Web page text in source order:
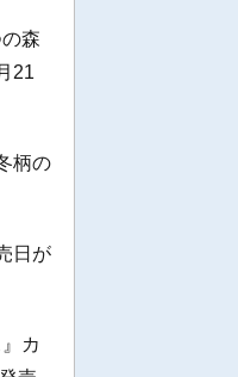
森
21
柄の
日が
カ